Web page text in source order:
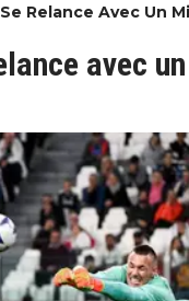
Relance Avec Un
avec un